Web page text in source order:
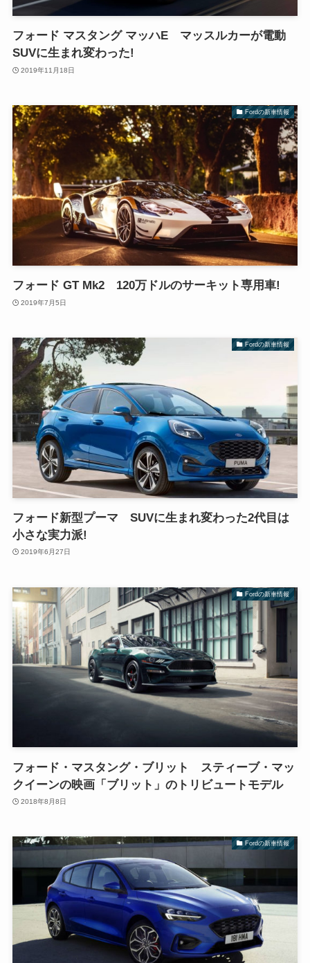
フォード マスタング マッハE マッスルカーが電動
SUVに生まれ変わった!
2019年11月18日
Fordの新車情報
フォード GT Mk2 120万ドルのサーキット専用車!
2019年7月5日
Fordの新車情報
フォード新型プーマ SUVに生まれ変わった2代目は
小さな実力派!
2019年6月27日
Fordの新車情報
フォード・マスタング・ブリット スティーブ・マッ
クイーンの映画「ブリット」のトリビュートモデル
2018年8月8日
Fordの新車情報